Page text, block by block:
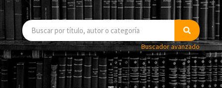
Buscador avanzado